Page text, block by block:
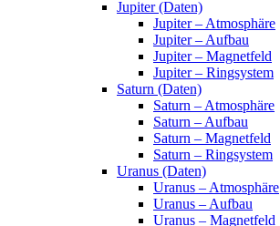
Jupiter (Daten)
Jupiter – Atmosphäre
Jupiter – Aufbau
Jupiter – Magnetfeld
Jupiter – Ringsystem
Saturn (Daten)
Saturn – Atmosphäre
Saturn – Aufbau
Saturn – Magnetfeld
Saturn – Ringsystem
Uranus (Daten)
Uranus – Atmosphäre
Uranus – Aufbau
Uranus – Magnetfeld